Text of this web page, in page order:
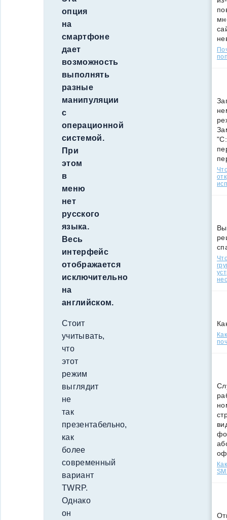
опция
на
смартфоне
дает
возможность
выполнять
разные
манипуляции
с
операционной
системой.
При
этом
в
меню
нет
русского
языка.
Весь
интерфейс
отображается
исключительно
на
английском.
Стоит
учитывать,
что
этот
режим
выглядит
не
так
презентабельно,
как
более
современный
вариант
TWRP.
Однако
он